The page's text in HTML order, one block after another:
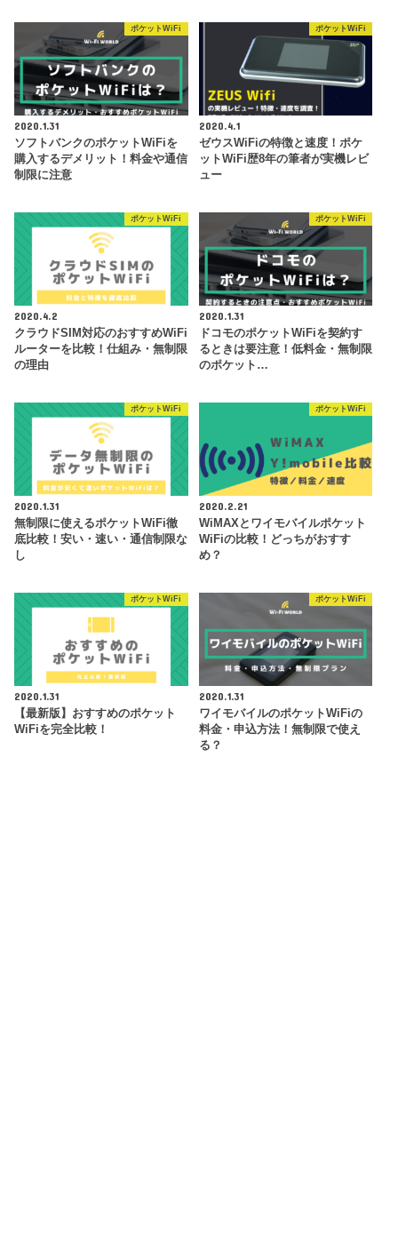
ポケットWiFi
2020.1.31
ソフトバンクのポケットWiFiを
購入するデメリット！料金や通信
制限に注意
ポケットWiFi
2020.4.1
ゼウスWiFiの特徴と速度！ポケ
ットWiFi歴8年の筆者が実機レビ
ュー
ポケットWiFi
2020.4.2
クラウドSIM対応のおすすめWiFi
ルーターを比較！仕組み・無制限
の理由
ポケットWiFi
2020.1.31
ドコモのポケットWiFiを契約す
るときは要注意！低料金・無制限
のポケット…
ポケットWiFi
2020.1.31
無制限に使えるポケットWiFi徹
底比較！安い・速い・通信制限な
し
ポケットWiFi
2020.2.21
WiMAXとワイモバイルポケット
WiFiの比較！どっちがおすす
め？
ポケットWiFi
2020.1.31
【最新版】おすすめのポケット
WiFiを完全比較！
ポケットWiFi
2020.1.31
ワイモバイルのポケットWiFiの
料金・申込方法！無制限で使え
る？